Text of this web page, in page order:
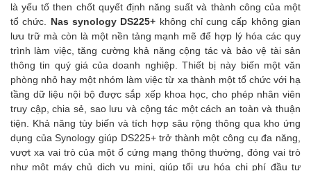
là yếu tố then chốt quyết định năng suất và thành công của một
tổ chức. Nas synology DS225+ không chỉ cung cấp không gian
lưu trữ mà còn là một nền tảng mạnh mẽ để hợp lý hóa các quy
trình làm việc, tăng cường khả năng cộng tác và bảo vệ tài sản
thông tin quý giá của doanh nghiệp. Thiết bị này biến một văn
phòng nhỏ hay một nhóm làm việc từ xa thành một tổ chức với hạ
tầng dữ liệu nội bộ được sắp xếp khoa học, cho phép nhân viên
truy cập, chia sẻ, sao lưu và cộng tác một cách an toàn và thuận
tiện. Khả năng tùy biến và tích hợp sâu rộng thông qua kho ứng
dụng của Synology giúp DS225+ trở thành một công cụ đa năng,
vượt xa vai trò của một ổ cứng mạng thông thường, đóng vai trò
như một máy chủ dịch vụ mini, giúp tối ưu hóa chi phí đầu tư